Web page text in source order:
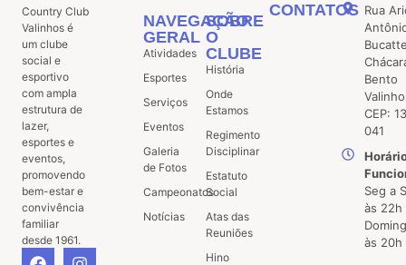
Country Club
Valinhos é
um clube
social e
esportivo
com ampla
estrutura de
lazer,
esportes e
eventos,
promovendo
bem-estar e
convivência
familiar
desde 1961.
NAVEGAÇÃO
GERAL
Atividades
Esportes
Serviços
Eventos
Galeria
de Fotos
Campeonatos
Notícias
SOBRE
O
CLUBE
História
Onde
Estamos
Regimento
Disciplinar
Estatuto
Social
Atas das
Reuniões
Hino
CONTATOS Rua
Bento
CEP:
041
Seg a
às 22h
às 20h